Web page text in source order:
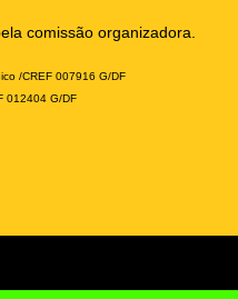
comissão organizadora.
/CREF 007916 G/DF
012404 G/DF